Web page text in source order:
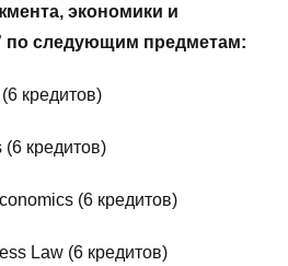
экономики и
по следующим предметам:
кредитов)
кредитов)
(6 кредитов)
Law (6 кредитов)